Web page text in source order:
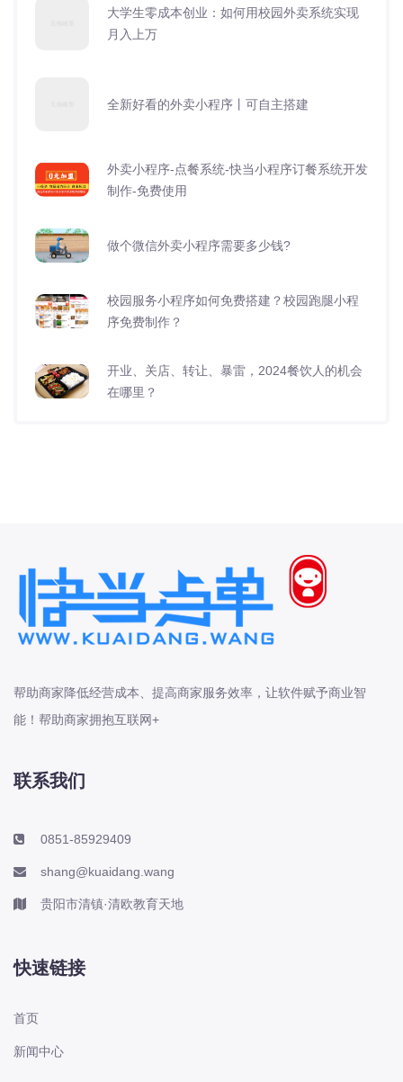
大学生零成本创业：如何用校园外卖系统实现
月入上万
全新好看的外卖小程序丨可自主搭建
外卖小程序-点餐系统-快当小程序订餐系统开发
制作-免费使用
做个微信外卖小程序需要多少钱?
校园服务小程序如何免费搭建？校园跑腿小程
序免费制作？
开业、关店、转让、暴雷，2024餐饮人的机会
在哪里？
帮助商家降低经营成本、提高商家服务效率，让软件赋予商业智
能！帮助商家拥抱互联网+
联系我们
0851-85929409
shang@kuaidang.wang
贵阳市清镇·清欧教育天地
快速链接
首页
新闻中心